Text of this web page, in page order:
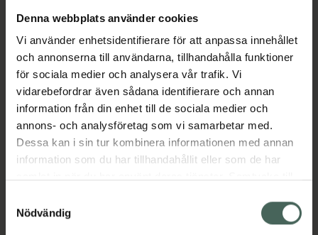
Denna webbplats använder cookies
Vi använder enhetsidentifierare för att anpassa innehållet
och annonserna till användarna, tillhandahålla funktioner
för sociala medier och analysera vår trafik. Vi
vidarebefordrar även sådana identifierare och annan
information från din enhet till de sociala medier och
annons- och analysföretag som vi samarbetar med.
Dessa kan i sin tur kombinera informationen med annan
information som du har tillhandahållit eller som de har
återkalla ditt samtycke via webbplatsens
cookieinställningar. Ett återkallat samtycke påverkar inte
Nödvändig